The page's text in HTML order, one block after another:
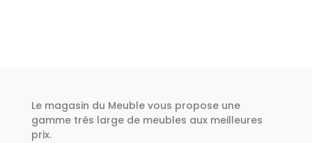
Le magasin du Meuble vous propose une
gamme trés large de meubles aux meilleures
prix.